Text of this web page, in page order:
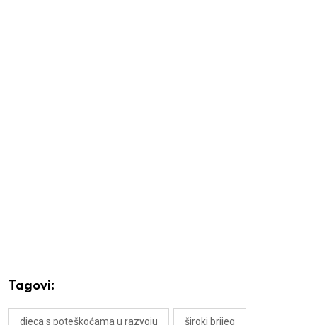
Tagovi:
djeca s poteškoćama u razvoju široki brijeg